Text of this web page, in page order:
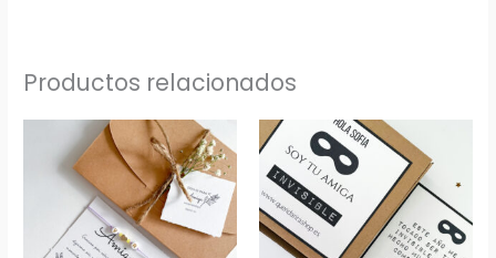
Productos relacionados
Rango
de
precios:
desde
2,00€
hasta
5,00€